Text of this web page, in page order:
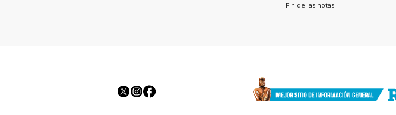
Fin de las notas